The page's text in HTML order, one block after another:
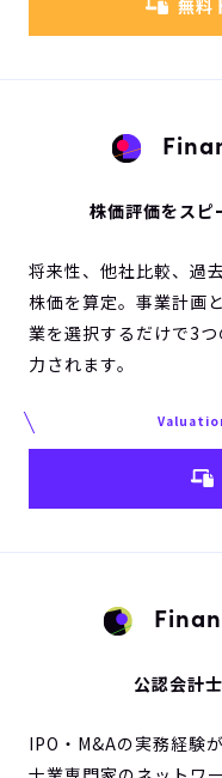
無料
株価評価をスピ
将来性、他社比較、過
株価を算定。事業計画
業を選択するだけで3
力されます。
Valuation
公認会計
IPO・M&Aの実務経験